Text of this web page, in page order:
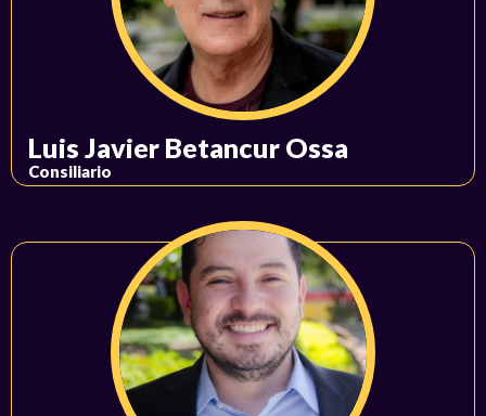
Luis Javier Betancur Ossa
Consiliario